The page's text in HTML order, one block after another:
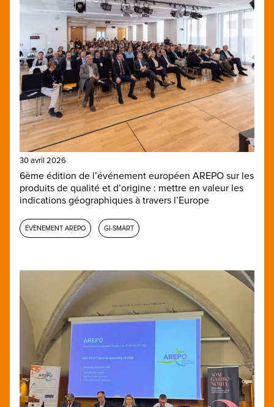
30 avril 2026
6ème édition de l’événement européen AREPO sur les
produits de qualité et d’origine : mettre en valeur les
indications géographiques à travers l’Europe
ÉVÈNEMENT AREPO GI-SMART